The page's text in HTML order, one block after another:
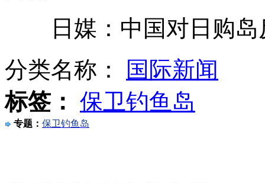
女孩长2.03米 做世界最高女模特
日媒：中国对日购岛
分类名称：
国际新闻
标签： 保卫钓鱼岛
专题： 保卫钓鱼岛